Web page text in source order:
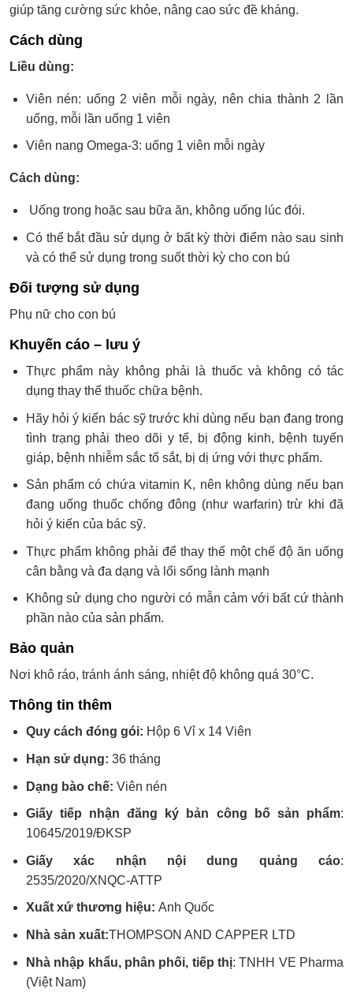
giúp tăng cường sức khỏe, nâng cao sức đề kháng.
Cách dùng
Liều dùng:
Viên nén: uống 2 viên mỗi ngày, nên chia thành 2 lần
uống, mỗi lần uống 1 viên
Viên nang Omega-3: uống 1 viên mỗi ngày
Cách dùng:
Uống trong hoặc sau bữa ăn, không uống lúc đói.
Có thể bắt đầu sử dụng ở bất kỳ thời điểm nào sau sinh
và có thể sử dụng trong suốt thời kỳ cho con bú
Đối tượng sử dụng
Phụ nữ cho con bú
Khuyến cáo – lưu ý
Thực phẩm này không phải là thuốc và không có tác
dụng thay thế thuốc chữa bệnh.
Hãy hỏi ý kiến bác sỹ trước khi dùng nếu bạn đang trong
tình trạng phải theo dõi y tế, bị động kinh, bệnh tuyến
giáp, bệnh nhiễm sắc tố sắt, bị dị ứng với thực phẩm.
Sản phẩm có chứa vitamin K, nên không dùng nếu bạn
đang uống thuốc chống đông (như warfarin) trừ khi đã
hỏi ý kiến của bác sỹ.
Thực phẩm không phải để thay thế một chế độ ăn uống
cân bằng và đa dạng và lối sống lành mạnh
Không sử dụng cho người có mẫn cảm với bất cứ thành
phần nào của sản phẩm.
Bảo quản
Nơi khô ráo, tránh ánh sáng, nhiệt độ không quá 30°C.
Thông tin thêm
Quy cách đóng gói: Hộp 6 Vỉ x 14 Viên
Hạn sử dụng: 36 tháng
Dạng bào chế: Viên nén
Giấy tiếp nhận đăng ký bản công bố sản phẩm:
10645/2019/ĐKSP
Giấy xác nhận nội dung quảng cáo:
2535/2020/XNQC-ATTP
Xuất xứ thương hiệu: Anh Quốc
Nhà sản xuất:THOMPSON AND CAPPER LTD
Nhà nhập khẩu, phân phối, tiếp thị: TNHH VE Pharma
(Việt Nam)